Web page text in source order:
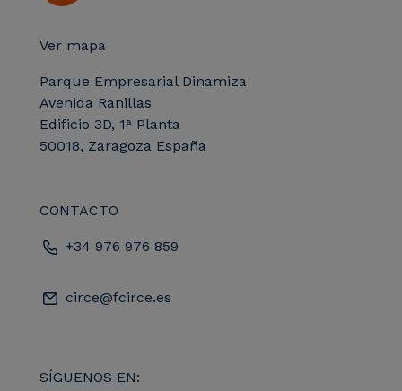
Ver mapa
Parque Empresarial Dinamiza
Avenida Ranillas
Edificio 3D, 1ª Planta
50018, Zaragoza España
CONTACTO
+34 976 976 859
circe@fcirce.es
SÍGUENOS EN: